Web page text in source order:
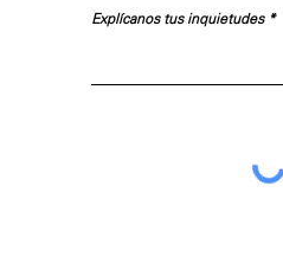
Explícanos tus inquietudes